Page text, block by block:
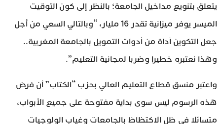
يتعلق بتنويع مداخيل الجامعة؛ بالنظر إلى كون التوقيت
الميسر يوفر ميزانية تقدر 16 مليار، “وبالتالي السعي من أجل
جعل التكوين أداة من أدوات التمويل بالجامعة المغربية..
وهذا نعتبره خطيرا وضربا لمجانية التعليم”.
واعتبر منسق قطاع التعليم العالي بحزب “الكتاب” أن فرض
هذه الرسوم ليس سوى بداية مفتوحة على جميع الأبواب،
متسائلا في ظل الاكتظاظ بالجامعات وغياب الولوجيات